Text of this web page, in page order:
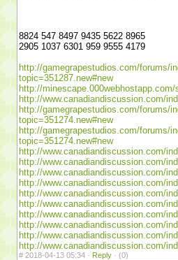
8824 547 8497 9435 5622 8965
2905 1037 6301 959 9555 4179
http://gamegrapestudios.com/forums/
topic=351287.new#new
http://
http://www.canadiandiscussion.com/
http://gamegrapestudios.com/forums/
topic=351274.new#new
http://gamegrapestudios.com/forums/
topic=351274.new#new
http://www.canadiandiscussion.com/
http://www.canadiandiscussion.com/
http://www.canadiandiscussion.com/
http://www.canadiandiscussion.com/
http://www.canadiandiscussion.com/
http://www.canadiandiscussion.com/
http://www.canadiandiscussion.com/
http://www.canadiandiscussion.com/
http://www.canadiandiscussion.com/
http://www.canadiandiscussion.com/
# 2018-04-13 05:34 · Reply · (0)